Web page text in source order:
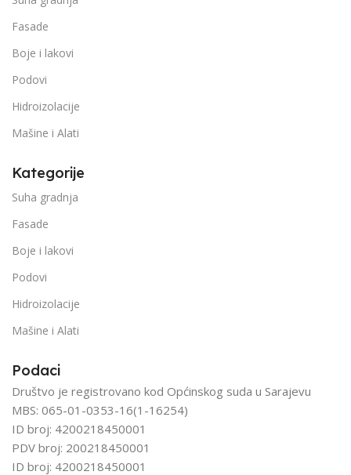
Fasade
Boje i lakovi
Podovi
Hidroizolacije
Mašine i Alati
Kategorije
Suha gradnja
Fasade
Boje i lakovi
Podovi
Hidroizolacije
Mašine i Alati
Podaci
Društvo je registrovano kod Općinskog suda u Sarajevu
MBS: 065-01-0353-16(1-16254)
ID broj: 4200218450001
PDV broj: 200218450001
ID broj: 4200218450001